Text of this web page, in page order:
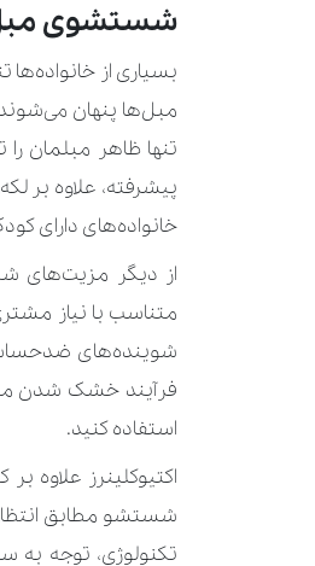
شستشوی مبل
بسیاری از
مبل‌ها پنهان
‌تنها ظاهر مبلمان
پیشرفته، علاوه بر
خانواده‌های دارای
از دیگر مزیت‌های
متناسب با نیاز
شوینده‌های
فرآیند خشک شدن
استفاده کنید.
اکتیوکلینرز علاوه
شستشو مطابق
تکنولوژی، توجه به